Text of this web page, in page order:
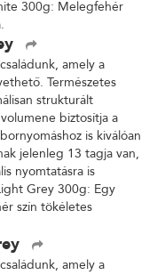
300g: Melegfehér
amely a
Természetes
strukturált
biztosítja a
is kiválóan
jelenleg 13 tagja van,
nyomtatásra is
Grey 300g: Egy
szín tökéletes
amely a